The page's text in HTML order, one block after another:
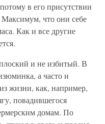
в его присутствии
что они себе
Как и все другие
и не избитый. В
а часто и
жизни, как, например,
повадившегося
домам. По